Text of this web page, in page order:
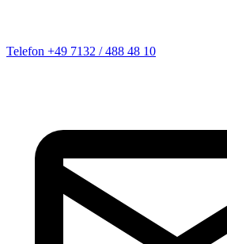
Telefon +49 7132 / 488 48 10